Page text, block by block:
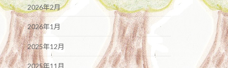
2026年2月
2026年1月
2025年12月
2025年11月